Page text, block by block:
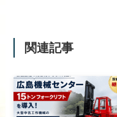
関連記事